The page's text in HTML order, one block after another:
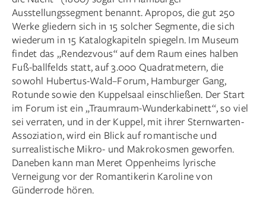
Ausstellungssegment benannt. Apropos, die gut 250
Werke gliedern sich in 15 solcher Segmente, die sich
wiederum in 15 Katalogkapiteln spiegeln. Im Museum
findet das „Rendezvous“ auf dem Raum eines halben
Fuß-ballfelds statt, auf 3.000 Quadratmetern, die
sowohl Hubertus-Wald–Forum, Hamburger Gang,
Rotunde sowie den Kuppelsaal einschließen. Der Start
im Forum ist ein „Traumraum-Wunderkabinett“, so viel
sei verraten, und in der Kuppel, mit ihrer Sternwarten-
Assoziation, wird ein Blick auf romantische und
surrealistische Mikro- und Makrokosmen geworfen.
Daneben kann man Meret Oppenheims lyrische
Verneigung vor der Romantikerin Karoline von
Günderrode hören.